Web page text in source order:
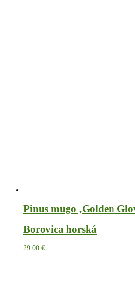
Pinus mugo ‚Golden
Borovica horská
29.00 €